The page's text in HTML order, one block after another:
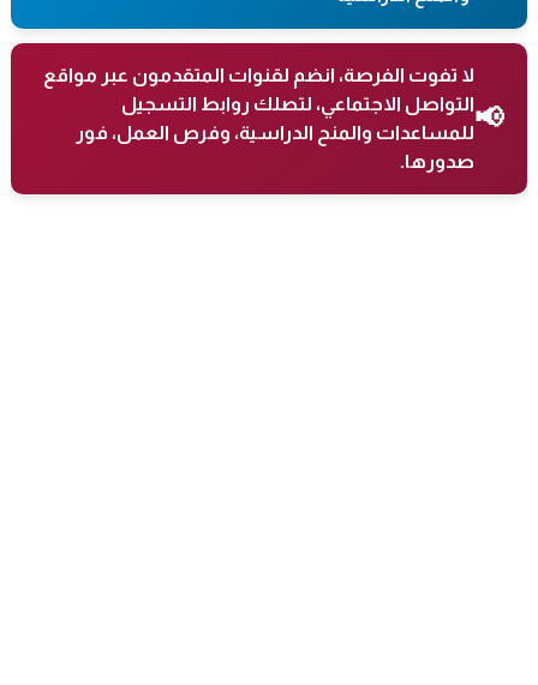
📢
لا تفوت الفرصة، انضم لقنوات المتقدمون عبر مواقع
التواصل الاجتماعي، لتصلك روابط التسجيل
للمساعدات والمنح الدراسية، وفرص العمل، فور
صدورها.